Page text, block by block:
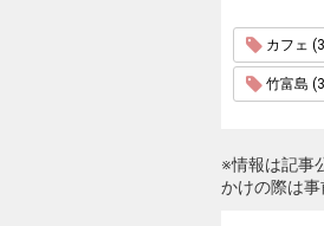
カフェ
竹富島
※情報は記事
かけの際は事